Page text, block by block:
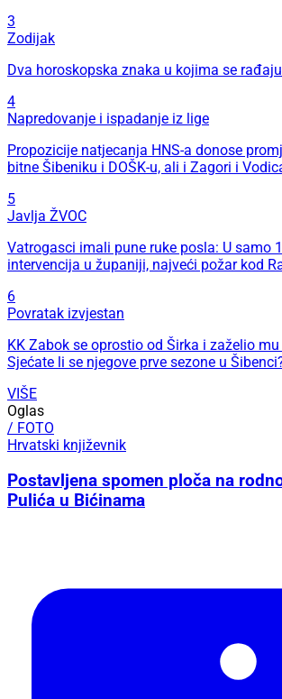
3
Zodijak
Dva horoskopska znaka u kojima se
4
Napredovanje i ispadanje iz lige
Propozicije natjecanja HNS-a donose
bitne Šibeniku i DOŠK-u, ali i Zagori i
5
Javlja ŽVOC
Vatrogasci imali pune ruke posla: U samo
intervencija u županiji, najveći požar kod
6
Povratak izvjestan
KK Zabok se oprostio od Širka i zaželio
Sjećate li se njegove prve sezone u
VIŠE
Oglas
/ FOTO
Hrvatski književnik
Postavljena spomen ploča na
Pulića u Bićinama